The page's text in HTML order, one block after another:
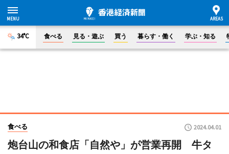
34°C 食べる 見る・遊ぶ 買う 暮らす・働く 学ぶ・知る
食べる 2024.04.01
炮台山の和食店「自然や」が営業再開 牛タ